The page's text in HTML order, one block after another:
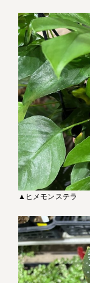
▲ヒメモンステラ